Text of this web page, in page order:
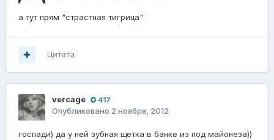
а тут прям "страстная тигрица"
Цитата
vercage 417
Опубликовано 2 ноября, 2012
госпади) да у ней зубная щетка в банке из под майонеза))